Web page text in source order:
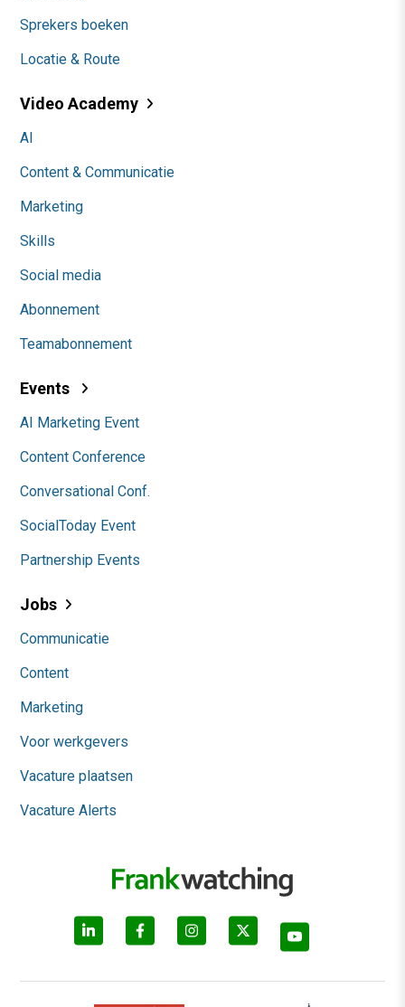
Sprekers boeken
Locatie & Route
Video Academy
AI
Content & Communicatie
Marketing
Skills
Social media
Abonnement
Teamabonnement
Events
AI Marketing Event
Content Conference
Conversational Conf.
SocialToday Event
Partnership Events
Jobs
Communicatie
Content
Marketing
Voor werkgevers
Vacature plaatsen
Vacature Alerts